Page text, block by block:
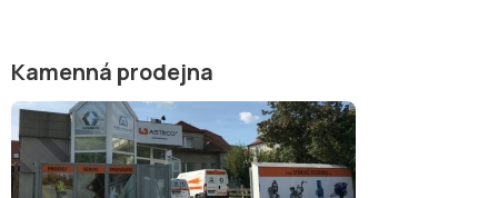
Kamenná prodejna